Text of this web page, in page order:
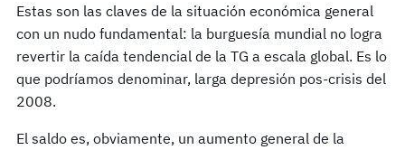
Estas son las claves de la situación económica general
con un nudo fundamental: la burguesía mundial no logra
revertir la caída tendencial de la TG a escala global. Es lo
que podríamos denominar, larga depresión pos-crisis del
2008.
El saldo es, obviamente, un aumento general de la